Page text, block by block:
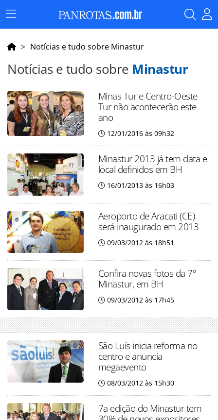
Menu
Principal
Notícias e tudo sobre Minastur
Notícias e tudo sobre Minastur
Minas Tur e Centro-Oeste
Tur não acontecerão este
ano
12/01/2016 às 09h32
Minastur 2013 já tem data e
local definidos em BH
16/01/2013 às 16h03
Aeroporto de Aracati (CE)
será inaugurado em 2013
09/03/2012 às 18h51
Confira novas fotos da 7º
Minastur, em BH
09/03/2012 às 17h45
São Luís inicia reforma no
centro e anuncia
megaevento
08/03/2012 às 15h30
7a edição do Minastur tem